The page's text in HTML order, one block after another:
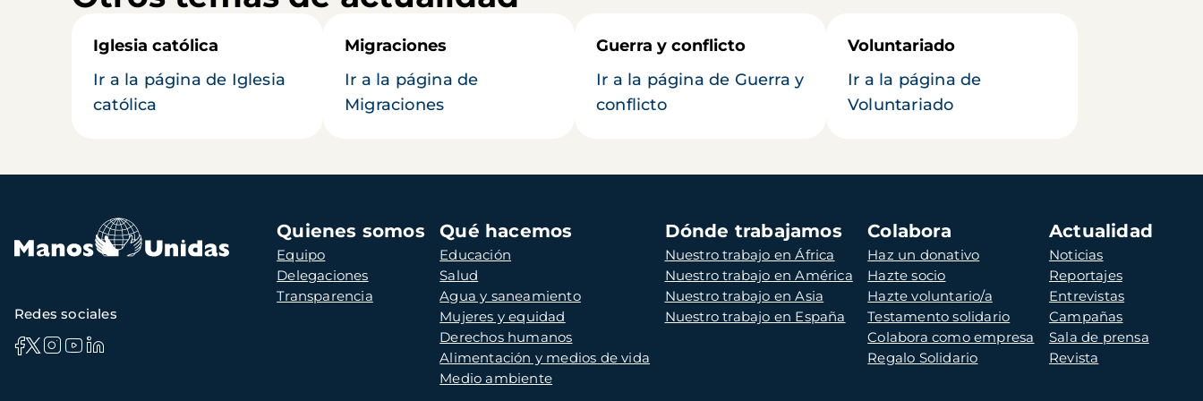
Iglesia católica
Ir a la página de Iglesia
católica
Migraciones
Ir a la página de
Migraciones
Guerra y conflicto
Ir a la página de Guerra y
conflicto
Voluntariado
Ir a la página de
Voluntariado
Navegación
principal
Quienes somos
Equipo
Delegaciones
Transparencia
Qué hacemos
Educación
Salud
Agua y saneamiento
Mujeres y equidad
Derechos humanos
Alimentación y medios de vida
Medio ambiente
Dónde trabajamos
Nuestro trabajo en África
Nuestro trabajo en América
Nuestro trabajo en Asia
Nuestro trabajo en España
Colabora
Haz un donativo
Hazte socio
Hazte voluntario/a
Testamento solidario
Colabora como empresa
Regalo Solidario
Actualidad
Noticias
Reportajes
Entrevistas
Campañas
Sala de prensa
Revista
Redes sociales